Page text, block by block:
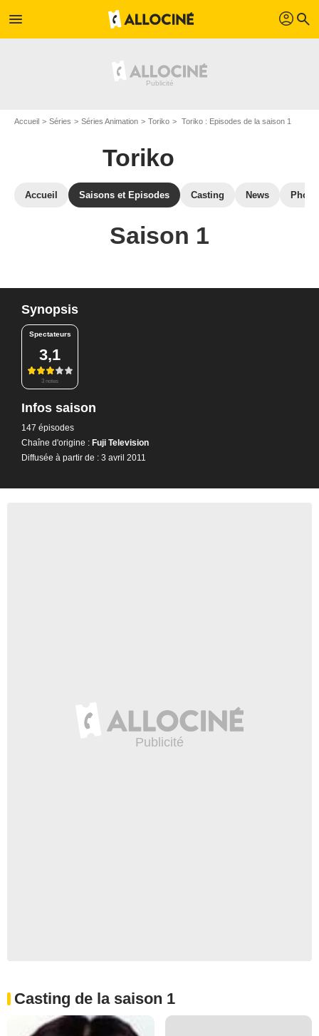
menu profil search
Accueil Séries Séries Animation Toriko Toriko : Episodes de la saison 1
Toriko
Accueil Saisons et Episodes Casting News
Saison 1
Synopsis
Spectateurs
3,1
3 notes
Infos saison
147 épisodes
Chaîne d'origine : Fuji Television
Diffusée à partir de : 3 avril 2011
Casting de la saison 1